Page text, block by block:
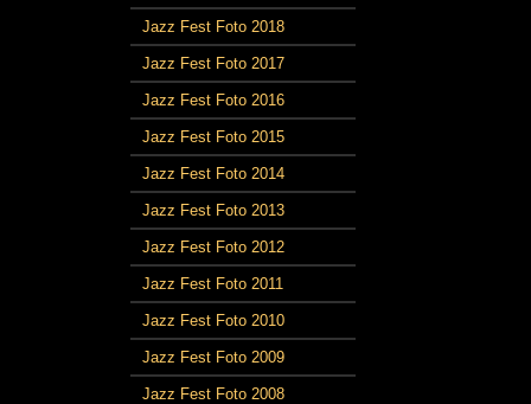
Jazz Fest Foto 2018
Jazz Fest Foto 2017
Jazz Fest Foto 2016
Jazz Fest Foto 2015
Jazz Fest Foto 2014
Jazz Fest Foto 2013
Jazz Fest Foto 2012
Jazz Fest Foto 2011
Jazz Fest Foto 2010
Jazz Fest Foto 2009
Jazz Fest Foto 2008